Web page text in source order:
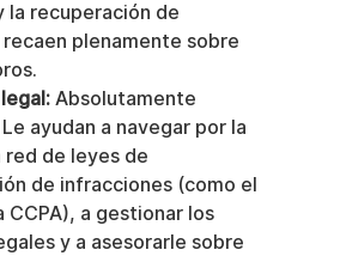
la recuperación de
plenamente sobre
Absolutamente
ayudan a navegar por la
red de leyes de
de infracciones (como el
CCPA), a gestionar los
y a asesorarle sobre